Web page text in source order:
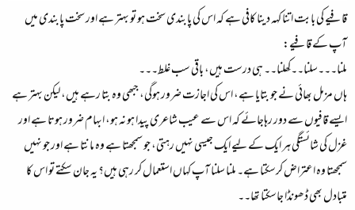
قافیے کی بابت اتنا کہہ دینا کافی ہے کہ اس کی پابندی سخت ہو تو بہتر ہے اور سخت پابندی میں
آپ کے قافیے:
ملنا۔۔۔سلنا۔۔کِھلنا۔۔ ہی درست ہیں، باقی سب غلط۔۔۔
ہاں مزمل بھائی نے جو بتایا ہے، اس کی اجازت ضرور ہوگی، جبھی وہ بتا رہے ہیں، لیکن بہتر ہے
ایسے قافیوں سے دور رہاجائے کہ اس سے عیب شاعری پیدا ہو نہ ہو، ابہام ضرور ہوتا ہے اور
غزل کی شائستگی ہر ایک کے لیے ایک جیسی نہیں رہتی، جو سمجھتا ہے وہ مانتا ہے اور جو نہیں
سمجھتا وہ اعتراض کرسکتا ہے۔ ملنا سلنا آپ کہاں استعمال کر رہی ہیں؟ یہ جان سکتے تو اس کا
متبادل بھی ڈھونڈا جاسکتا تھا۔۔